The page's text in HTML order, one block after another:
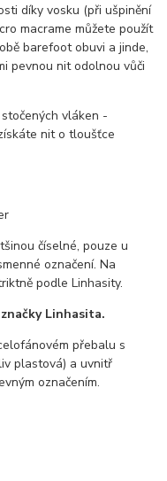
díky vosku (při ušpinění
macrame můžete použít
barefoot obuvi a jinde,
pevnou nit odolnou vůči
vláken -
nit o tloušťce
číselné, pouze u
označení. Na
podle Linhasity.
Linhasita.
přebalu s
plastová) a uvnitř
označením.